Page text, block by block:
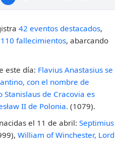
42 eventos destacados,
110 fallecimientos, abarcando
este día: Flavius Anastasius se
con el nombre de
Stanislaus de Cracovia es
II de Polonia. (1079).
el 11 de abril: Septimius
William of Winchester, Lord